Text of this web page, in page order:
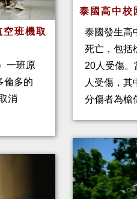
班機取
一班原
倫多的
消
泰國高中
泰國發生高
死亡，包括
20人受傷
人受傷，其
分傷者為槍